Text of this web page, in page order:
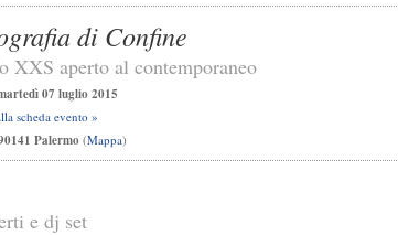
di Confine
XXS aperto al contemporaneo
07 luglio 2015
scheda evento »
Palermo (Mappa)
e dj set